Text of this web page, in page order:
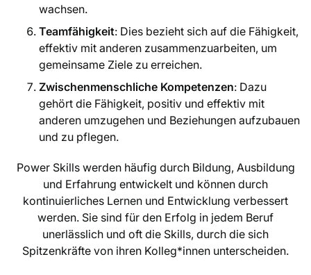
wachsen.
Teamfähigkeit: Dies bezieht sich auf die Fähigkeit,
effektiv mit anderen zusammenzuarbeiten, um
gemeinsame Ziele zu erreichen.
Zwischenmenschliche Kompetenzen: Dazu
gehört die Fähigkeit, positiv und effektiv mit
anderen umzugehen und Beziehungen aufzubauen
und zu pflegen.
Power Skills werden häufig durch Bildung, Ausbildung
und Erfahrung entwickelt und können durch
kontinuierliches Lernen und Entwicklung verbessert
werden. Sie sind für den Erfolg in jedem Beruf
unerlässlich und oft die Skills, durch die sich
Spitzenkräfte von ihren Kolleg*innen unterscheiden.